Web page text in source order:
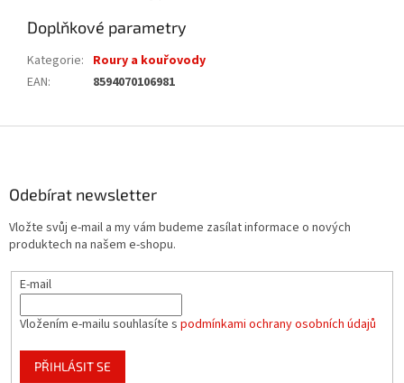
Doplňkové parametry
Kategorie: Roury a kouřovody
EAN: 8594070106981
Odebírat newsletter
Vložte svůj e-mail a my vám budeme zasílat informace o nových
produktech na našem e-shopu.
E-mail
Vložením e-mailu souhlasíte s podmínkami ochrany osobních údajů
PŘIHLÁSIT SE